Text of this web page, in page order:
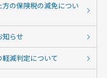
の保険税の減免につい
知らせ
減判定について